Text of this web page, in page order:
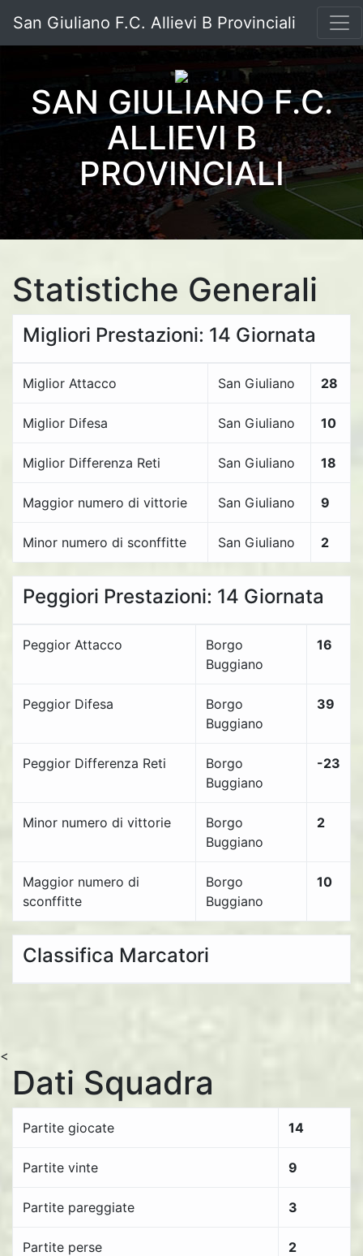
San Giuliano F.C. Allievi B Provinciali
SAN GIULIANO F.C.
ALLIEVI B
PROVINCIALI
Statistiche Generali
Migliori Prestazioni: 14 Giornata
Miglior Attacco San Giuliano 28
Miglior Difesa San Giuliano 10
Miglior Differenza Reti San Giuliano 18
Maggior numero di vittorie San Giuliano 9
Minor numero di sconffitte San Giuliano 2
Peggiori Prestazioni: 14 Giornata
Peggior Attacco
Borgo
Buggiano
16
Peggior Difesa
Borgo
Buggiano
39
Peggior Differenza Reti
Borgo
Buggiano
-23
Minor numero di vittorie
Borgo
Buggiano
2
Maggior numero di
sconffitte
Borgo
Buggiano
10
Classifica Marcatori
<
Dati Squadra
Partite giocate 14
Partite vinte 9
Partite pareggiate 3
Partite perse 2